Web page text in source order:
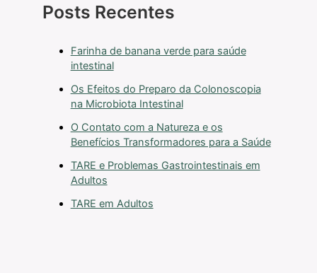
Posts Recentes
Farinha de banana verde para saúde
intestinal
Os Efeitos do Preparo da Colonoscopia
na Microbiota Intestinal
O Contato com a Natureza e os
Benefícios Transformadores para a Saúde
TARE e Problemas Gastrointestinais em
Adultos
TARE em Adultos